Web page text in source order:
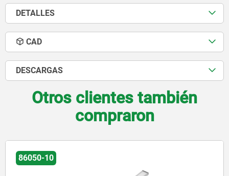
DETALLES
CAD
DESCARGAS
Otros clientes también
compraron